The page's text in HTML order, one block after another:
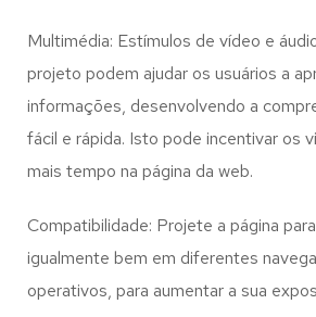
Multimédia: Estímulos de vídeo e
projeto podem ajudar os usuários a
informações, desenvolvendo a
fácil e rápida. Isto pode incentivar os
mais tempo na página da web.
Compatibilidade: Projete a página
igualmente bem em diferentes
operativos, para aumentar a sua